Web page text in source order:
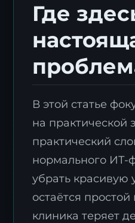
Где
В этой статье
на практической
практический
нормального ИТ-
убрать красивую
остаётся простой
клиника теряет